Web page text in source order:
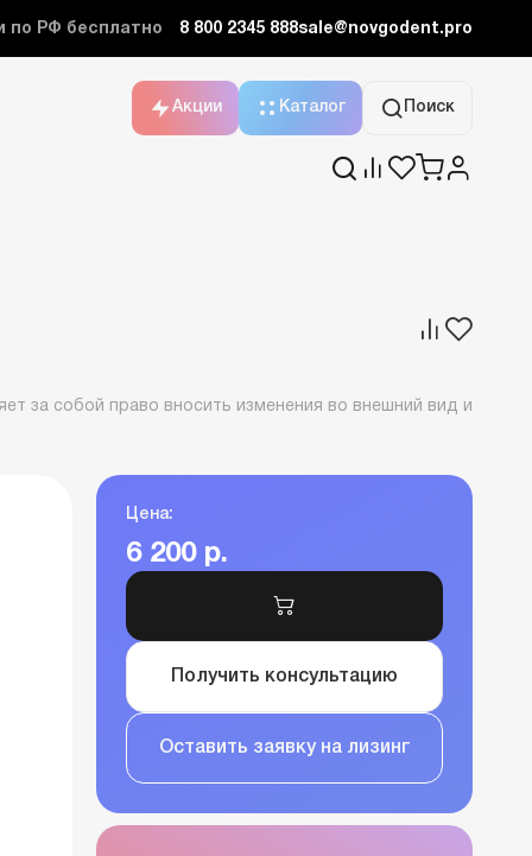
по РФ бесплатно 8 800 2345 888sale@novgodent.pro
Акции Каталог Поиск
за собой право вносить изменения во внешний вид и
Цена:
6 200 р.
Получить консультацию
Оставить заявку на лизинг